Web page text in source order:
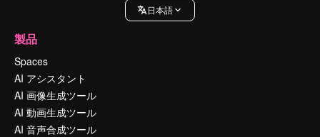
日本語
製品
Spaces
AI アシスタント
AI 画像生成ツール
AI 動画生成ツール
AI 音声合成ツール